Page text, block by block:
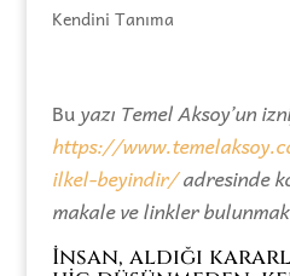
Kendini Tanıma
Buyazı Temel Aksoy’un
https://
ilkel-beyindir/adresinde
makale ve linkler
İnsan, aldığı